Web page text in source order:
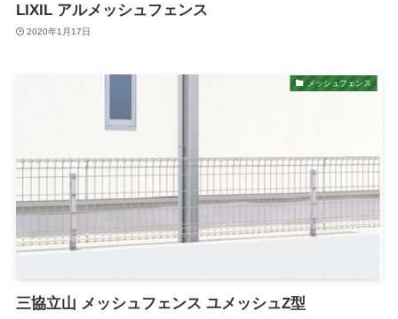
LIXIL アルメッシュフェンス
2020年1月17日
メッシュフェンス
三協立山 メッシュフェンス ユメッシュZ型